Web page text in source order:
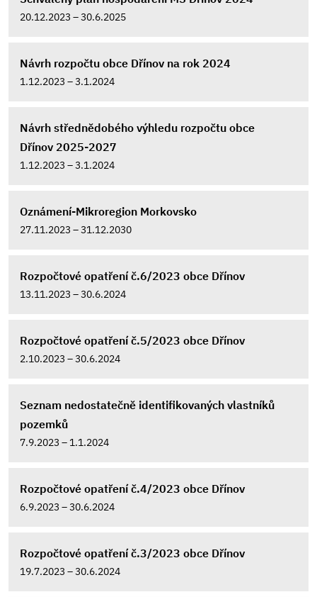
20.12.2023 – 30.6.2025
Návrh rozpočtu obce Dřínov na rok 2024
1.12.2023 – 3.1.2024
Návrh střednědobého výhledu rozpočtu obce
Dřínov 2025-2027
1.12.2023 – 3.1.2024
Oznámení-Mikroregion Morkovsko
27.11.2023 – 31.12.2030
Rozpočtové opatření č.6/2023 obce Dřínov
13.11.2023 – 30.6.2024
Rozpočtové opatření č.5/2023 obce Dřínov
2.10.2023 – 30.6.2024
Seznam nedostatečně identifikovaných vlastníků
pozemků
7.9.2023 – 1.1.2024
Rozpočtové opatření č.4/2023 obce Dřínov
6.9.2023 – 30.6.2024
Rozpočtové opatření č.3/2023 obce Dřínov
19.7.2023 – 30.6.2024